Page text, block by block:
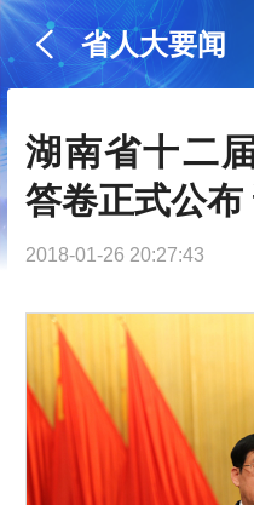
省人大要闻
湖南省十二
答卷正式公布
2018-01-26 20:27:43